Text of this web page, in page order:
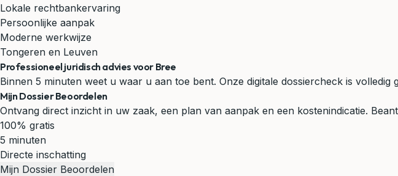
Lokale rechtbankervaring
Persoonlijke aanpak
Moderne werkwijze
Tongeren en Leuven
Professioneel juridisch advies voor Bree
Binnen 5 minuten weet u waar u aan toe bent. Onze digitale dossiercheck is volledig
Mijn Dossier Beoordelen
Ontvang direct inzicht in uw zaak, een plan van aanpak en een kostenindicatie.
100% gratis
5 minuten
Directe inschatting
Mijn Dossier Beoordelen